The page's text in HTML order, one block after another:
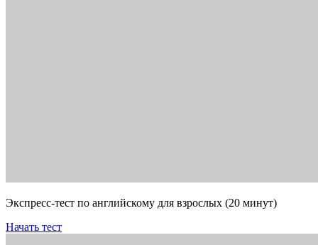
Экспресс-тест по английскому для взрослых (20 минут)
Начать тест